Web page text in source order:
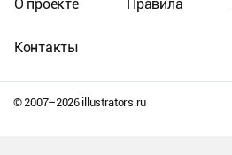
© 2007–2026illustrators.ru
О проекте Правила
Контакты